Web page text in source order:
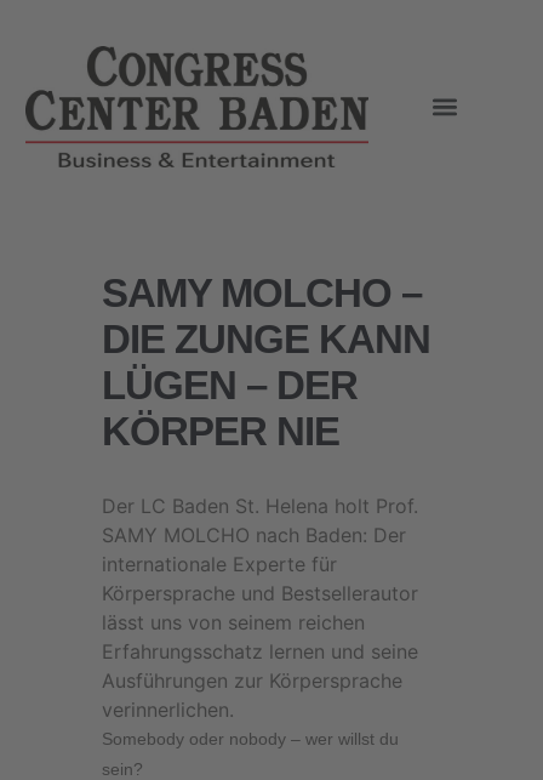
SAMY MOLCHO –
DIE ZUNGE KANN
LÜGEN – DER
KÖRPER NIE
Der LC Baden St. Helena holt Prof.
SAMY MOLCHO nach Baden: Der
internationale Experte für
Körpersprache und Bestsellerautor
lässt uns von seinem reichen
Erfahrungsschatz lernen und seine
Ausführungen zur Körpersprache
verinnerlichen.
Somebody oder nobody – wer willst du
sein?